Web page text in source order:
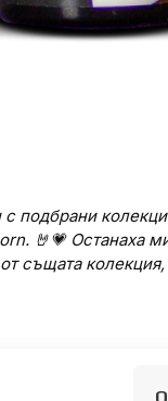
подбрани
🤘💗 Останаха
същата